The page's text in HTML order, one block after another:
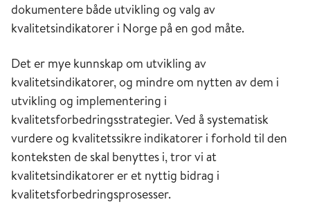
dokumentere både utvikling og valg av
kvalitetsindikatorer i Norge på en god måte.
Det er mye kunnskap om utvikling av
kvalitetsindikatorer, og mindre om nytten av dem i
utvikling og implementering i
kvalitetsforbedringsstrategier. Ved å systematisk
vurdere og kvalitetssikre indikatorer i forhold til den
konteksten de skal benyttes i, tror vi at
kvalitetsindikatorer er et nyttig bidrag i
kvalitetsforbedringsprosesser.